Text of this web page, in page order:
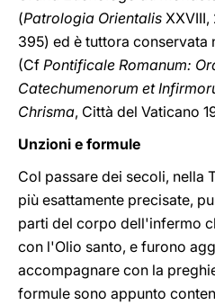
(Patrologia Orientalis
395) ed è tuttora conservata
(Cf Pontificale Romanum:
Catechumenorum et
Chrisma, Città del Vaticano
Unzioni e formule
Col passare dei secoli, nella
più esattamente precisate,
parti del corpo dell'infermo
con l'Olio santo, e furono
accompagnare con la
formule sono appunto